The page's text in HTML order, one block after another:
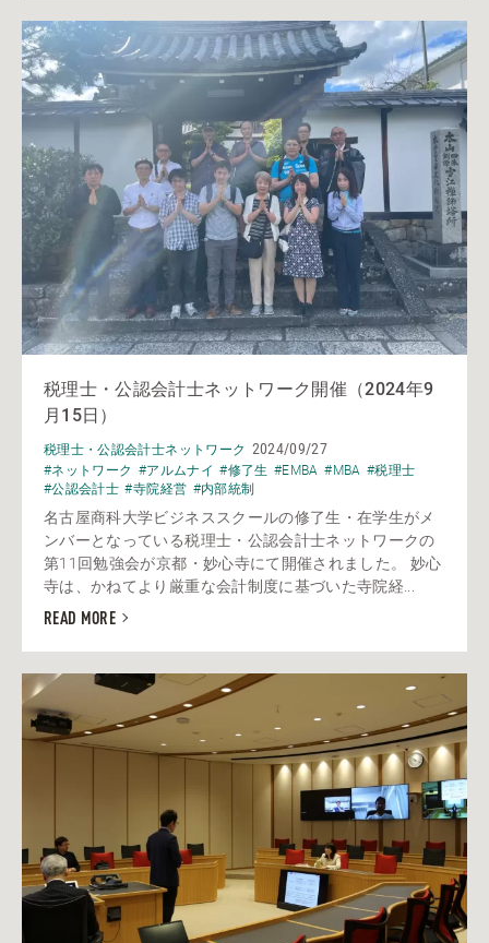
税理士・公認会計士ネットワーク開催（2024年9
月15日）
税理士・公認会計士ネットワーク 2024/09/27
#ネットワーク #アルムナイ #修了生 #EMBA #MBA #税理士
#公認会計士 #寺院経営 #内部統制
名古屋商科大学ビジネススクールの修了生・在学生がメ
ンバーとなっている税理士・公認会計士ネットワークの
第11回勉強会が京都・妙心寺にて開催されました。 妙心
寺は、かねてより厳重な会計制度に基づいた寺院経...
READ MORE